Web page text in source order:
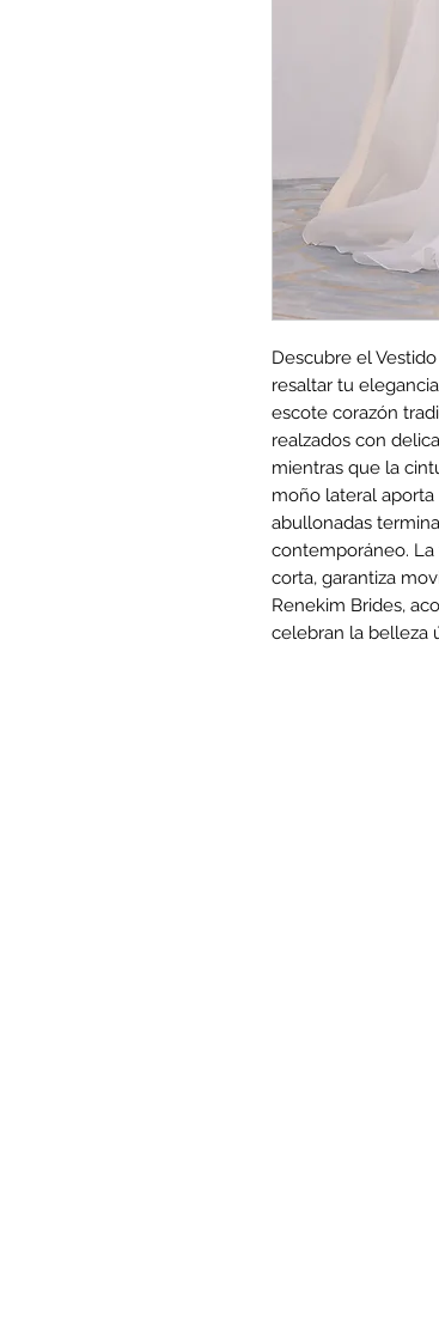
Descubre el
resaltar tu
escote corazón
realzados con
mientras que la
moño lateral
abullonadas
contemporáneo.
corta, garantiza
Renekim Brides,
celebran la belleza